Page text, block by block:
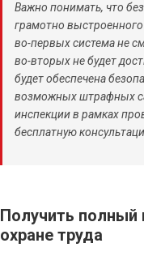
Важно понимать, что
грамотно
во-первых система не
во-вторых не будет
будет обеспечена
возможных штрафных
инспекции в рамках
бесплатную
Получить полный
охране труда